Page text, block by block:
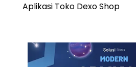
Aplikasi Toko Dexo Shop